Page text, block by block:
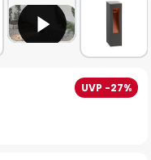
UVP -27%